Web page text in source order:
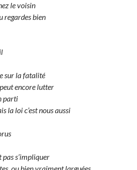
le voisin
regardes bien
sur la fatalité
encore lutter
parti
la loi c’est nous aussi
s’impliquer